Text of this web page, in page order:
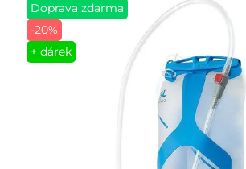
Doprava zdarma
-20%
+ dárek